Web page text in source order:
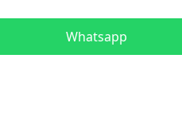
Whatsapp